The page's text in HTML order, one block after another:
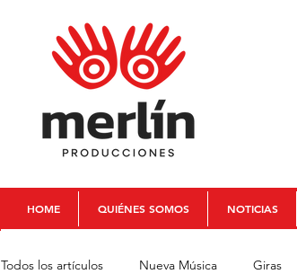
HOME QUIÉNES SOMOS NOTICIAS
Todos los artículos Nueva Música Giras